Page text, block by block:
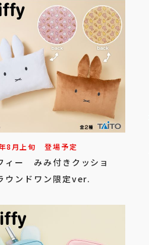
8月上旬 登場予定
ィー みみ付きクッショ
ンドワン限定ver.